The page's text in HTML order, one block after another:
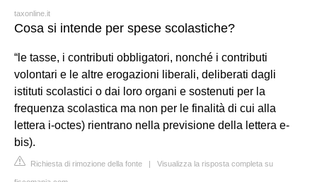
taxonline.it
Cosa si intende per spese scolastiche?
“le tasse, i contributi obbligatori, nonché i contributi
volontari e le altre erogazioni liberali, deliberati dagli
istituti scolastici o dai loro organi e sostenuti per la
frequenza scolastica ma non per le finalità di cui alla
lettera i-octes) rientrano nella previsione della lettera e-
bis).
Richiesta di rimozione della fonte | Visualizza la risposta completa su